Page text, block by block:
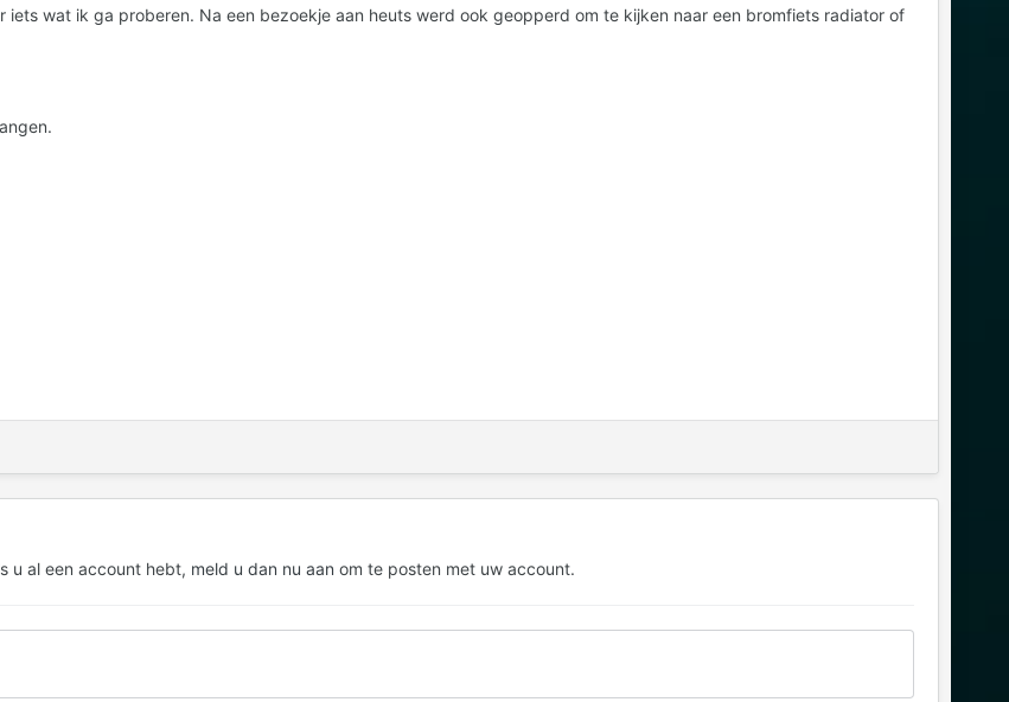
iets wat ik ga proberen. Na een bezoekje aan heuts werd ook geopperd om te kijken naar een bromfiets radiator of
u al een account hebt, meld u dan nu aan om te posten met uw account.